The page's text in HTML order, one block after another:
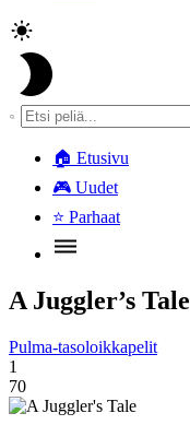
🏠 Etusivu
🎮 Uudet
⭐ Parhaat
A Juggler’s Tale
Pulma-tasoloikkapelit
1
70